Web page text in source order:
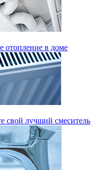
отопление в доме
свой лучший смеситель